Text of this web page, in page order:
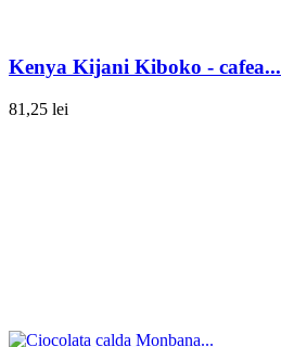
Kenya Kijani Kiboko - cafea...
81,25 lei